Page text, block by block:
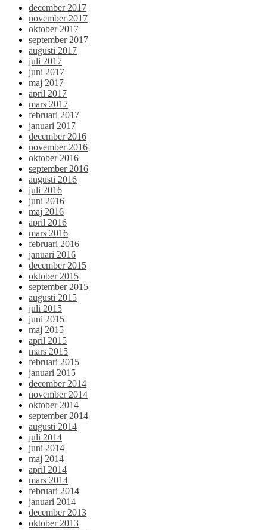
december 2017
november 2017
oktober 2017
september 2017
augusti 2017
juli 2017
juni 2017
maj 2017
april 2017
mars 2017
februari 2017
januari 2017
december 2016
november 2016
oktober 2016
september 2016
augusti 2016
juli 2016
juni 2016
maj 2016
april 2016
mars 2016
februari 2016
januari 2016
december 2015
oktober 2015
september 2015
augusti 2015
juli 2015
juni 2015
maj 2015
april 2015
mars 2015
februari 2015
januari 2015
december 2014
november 2014
oktober 2014
september 2014
augusti 2014
juli 2014
juni 2014
maj 2014
april 2014
mars 2014
februari 2014
januari 2014
december 2013
oktober 2013